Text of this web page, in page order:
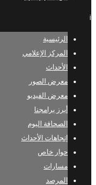
i
الرئيسية
المركز الإعلامي
الأحداث
معرض الصور
معرض الفيديو
أبرز برامجنا
الصحافة اليوم
إتجاهات الأحداث
حوار خاص
مسارات
المرصد